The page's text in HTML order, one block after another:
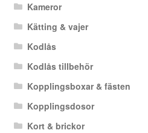
Kameror
Kätting & vajer
Kodlås
Kodlås tillbehör
Kopplingsboxar & fästen
Kopplingsdosor
Kort & brickor